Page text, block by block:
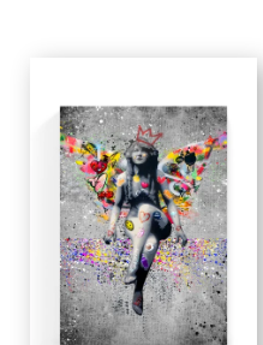
variants.
The
options
may
be
chosen
on
the
product
page